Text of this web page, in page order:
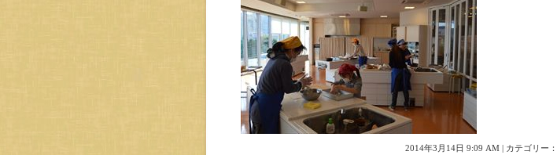
2014年3月14日 9:09 AM | カテゴリー：